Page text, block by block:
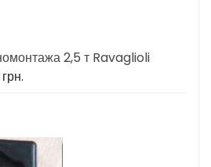
2,5 т Ravaglioli
грн.